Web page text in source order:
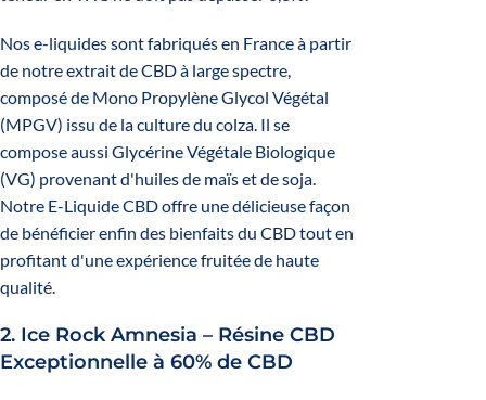
Nos e-liquides sont fabriqués en France à partir
de notre extrait de CBD à large spectre,
composé de Mono Propylène Glycol Végétal
(MPGV) issu de la culture du colza. Il se
compose aussi Glycérine Végétale Biologique
(VG) provenant d'huiles de maïs et de soja.
Notre E-Liquide CBD offre une délicieuse façon
de bénéficier enfin des bienfaits du CBD tout en
profitant d'une expérience fruitée de haute
qualité.
2. Ice Rock Amnesia – Résine CBD
Exceptionnelle à 60% de CBD